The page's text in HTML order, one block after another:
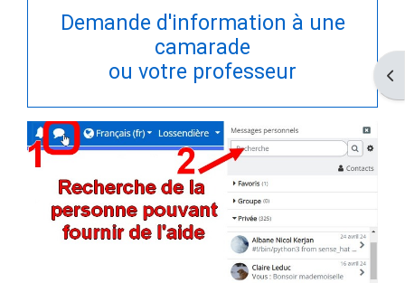
Demande d'information à une
camarade
ou votre professeur